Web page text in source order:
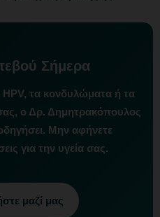
Σήμερα
HPV, τα κονδυλώματα ή τα
ο Δρ. Δημητρακόπουλος
Μην αφήνετε
για την υγεία σας.
μαζί μας